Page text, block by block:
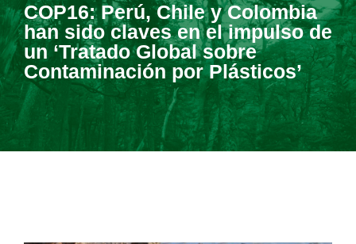
COP16: Perú, Chile y Colombia
han sido claves en el impulso de
un ‘Tratado Global sobre
Contaminación por Plásticos’